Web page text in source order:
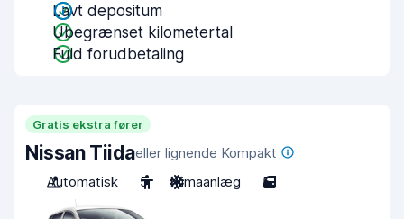
Lavt depositum
Ubegrænset kilometertal
Fuld forudbetaling
Gratis ekstra fører
Nissan Tiidaeller lignende Kompakt
Automatisk
5 Klimaanlæg 5